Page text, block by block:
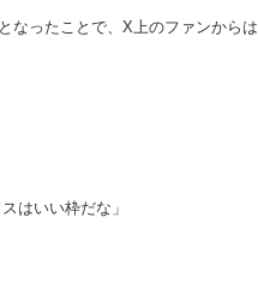
ったことで、X上のファンからは
はいい枠だな」